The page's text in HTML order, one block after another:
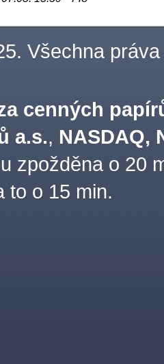
Všechna práva
cenných
a.s., NASDAQ,
zpožděna o 20
to o 15 min.